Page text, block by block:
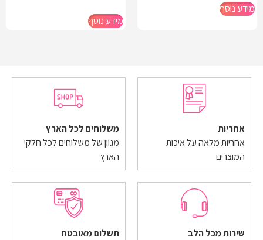
מידע נוסף
מידע נוסף
אחריות
אחריות מלאה על איכות
המוצרים
משלוחים לכל הארץ
מגוון של משלוחים לכל חלקי
הארץ
שירות מכל הלב
תשלום מאובטח